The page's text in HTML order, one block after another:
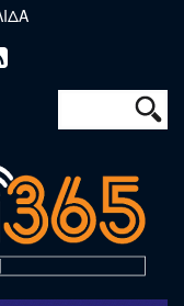
Φόρμα
Αναζήτηση